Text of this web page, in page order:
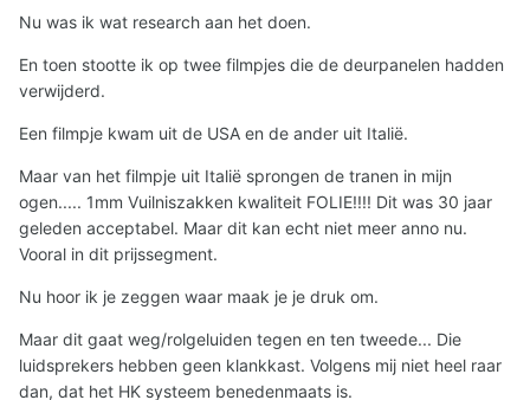
Nu was ik wat research aan het doen.
En toen stootte ik op twee filmpjes die de deurpanelen hadden
verwijderd.
Een filmpje kwam uit de USA en de ander uit Italië.
Maar van het filmpje uit Italië sprongen de tranen in mijn
ogen..... 1mm Vuilniszakken kwaliteit FOLIE!!!! Dit was 30 jaar
geleden acceptabel. Maar dit kan echt niet meer anno nu.
Vooral in dit prijssegment.
Nu hoor ik je zeggen waar maak je je druk om.
Maar dit gaat weg/rolgeluiden tegen en ten tweede... Die
luidsprekers hebben geen klankkast. Volgens mij niet heel raar
dan, dat het HK systeem benedenmaats is.